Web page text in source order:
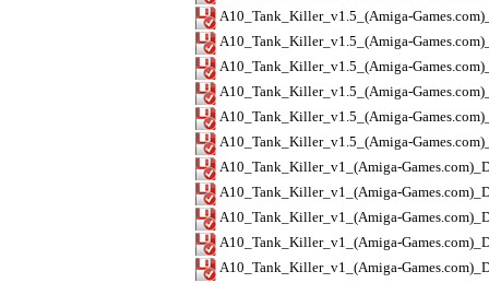
A10_Tank_Killer_v1.5_(Amiga-
A10_Tank_Killer_v1.5_(Amiga-
A10_Tank_Killer_v1.5_(Amiga-
A10_Tank_Killer_v1.5_(Amiga-
A10_Tank_Killer_v1.5_(Amiga-
A10_Tank_Killer_v1.5_(Amiga-
A10_Tank_Killer_v1_(Amiga-
A10_Tank_Killer_v1_(Amiga-
A10_Tank_Killer_v1_(Amiga-
A10_Tank_Killer_v1_(Amiga-
A10_Tank_Killer_v1_(Amiga-